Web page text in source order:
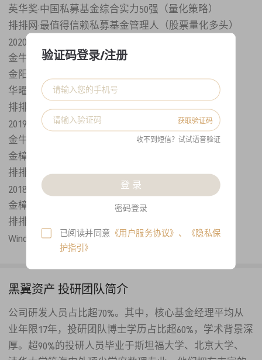
英华奖·中国私募基金综合实力50强（量化策略）
排排网·最值得信赖私募基金管理人（股票量化多头）
2020年
金牛奖·三年期金牛私募（管理期货策略）
金阳光·三年期卓越公司奖（CTA策略）
华曜奖·最佳量化策略基金经理
排排网·最值得信赖私募基金管理人
2019年
金牛奖·一年期金牛私募（宏观期货策略）
金樟奖·2019年最佳管理期货私募
排排网·最值得信赖私募基金管理人
2018年
金樟奖·最佳管理期货私募
排排网·最值得信赖私募基金管理人
Wind·2018年度最强私募
黑翼资产 投研团队简介
公司研发人员占比超70%。其中，核心基金经理平均从
业年限17年，投研团队博士学历占比超60%，学术背景深
厚。超90%的投研人员毕业于斯坦福大学、北京大学、
验证码登录/注册
获取验证码
收不到短信？试试语音验证
登 录
密码登录
已阅读并同意 《用户服务协议》 、
《隐私保
护指引》